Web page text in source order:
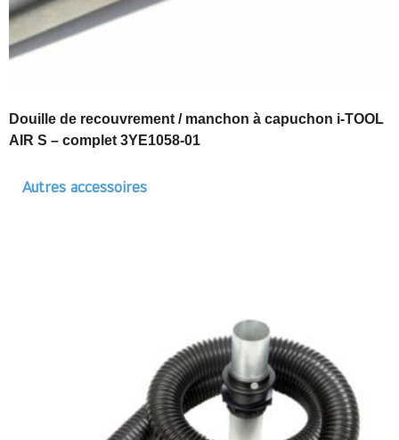
Douille de recouvrement / manchon à capuchon i-TOOL
AIR S – complet 3YE1058-01
Autres accessoires